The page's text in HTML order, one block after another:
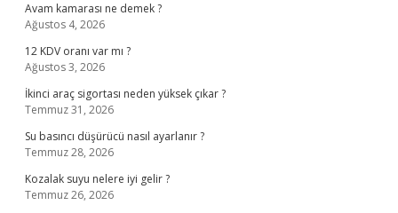
Avam kamarası ne demek ?
Ağustos 4, 2026
12 KDV oranı var mı ?
Ağustos 3, 2026
İkinci araç sigortası neden yüksek çıkar ?
Temmuz 31, 2026
Su basıncı düşürücü nasıl ayarlanır ?
Temmuz 28, 2026
Kozalak suyu nelere iyi gelir ?
Temmuz 26, 2026